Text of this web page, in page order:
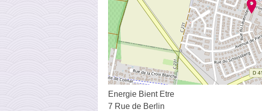
Energie Bient Etre
7 Rue de Berlin